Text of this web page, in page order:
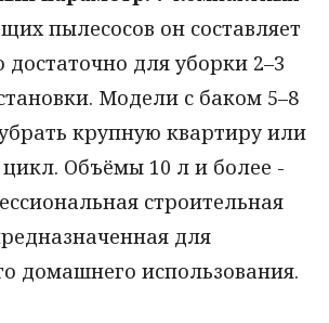
пылесосов он составляет
достаточно для уборки 2–3
Модели с баком 5–8
крупную квартиру или
Объёмы 10 л и более -
строительная
для
домашнего использования.